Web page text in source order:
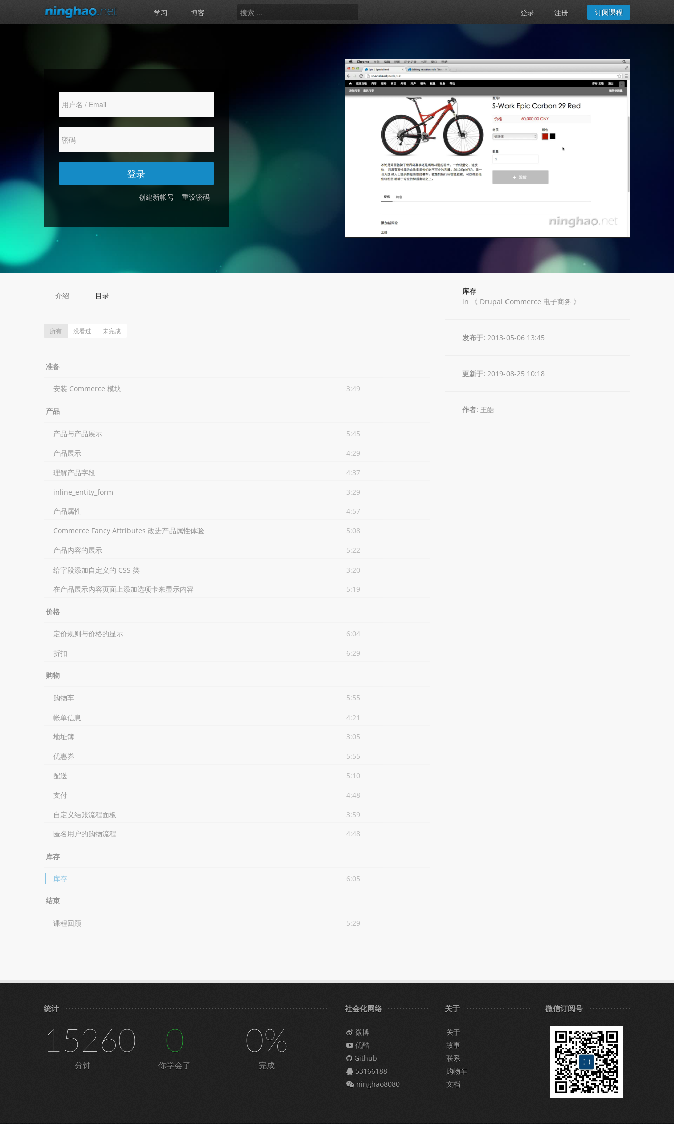
学习 博客 登录 注册 订阅课程
创建新帐号 重设密码
登录
介绍 目录
所有 没看过 未完成
准备
安装 Commerce 模块 3:49
产品
产品与产品展示 5:45
产品展示 4:29
理解产品字段 4:37
inline_entity_form 3:29
产品属性 4:57
Commerce Fancy Attributes 改进产品属性体验 5:08
产品内容的展示 5:22
给字段添加自定义的 CSS 类 3:20
在产品展示内容页面上添加选项卡来显示内容 5:19
价格
定价规则与价格的显示 6:04
折扣 6:29
购物
购物车 5:55
帐单信息 4:21
地址簿 3:05
优惠券 5:55
配送 5:10
支付 4:48
自定义结账流程面板 3:59
匿名用户的购物流程 4:48
库存
库存 6:05
结束
课程回顾 5:29
库存
in 《 Drupal Commerce 电子商务 》
发布于: 2013-05-06 13:45
更新于: 2019-08-25 10:18
作者: 王皓
统计
15260
分钟
0
你学会了
0%
完成
社会化网络
微博
优酷
Github
53166188
ninghao8080
关于
关于
故事
联系
购物车
文档
微信订阅号